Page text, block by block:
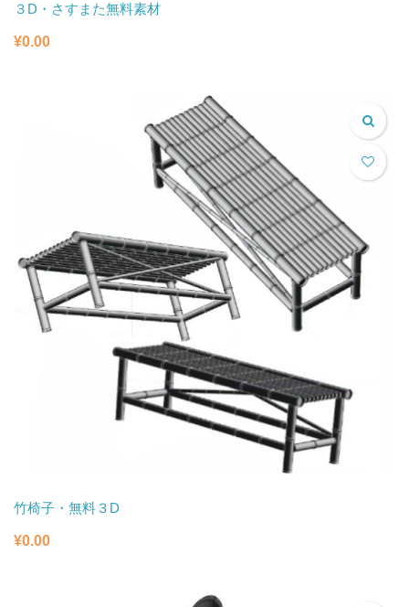
３D・さすまた無料素材
¥0.00
竹椅子・無料３D
¥0.00